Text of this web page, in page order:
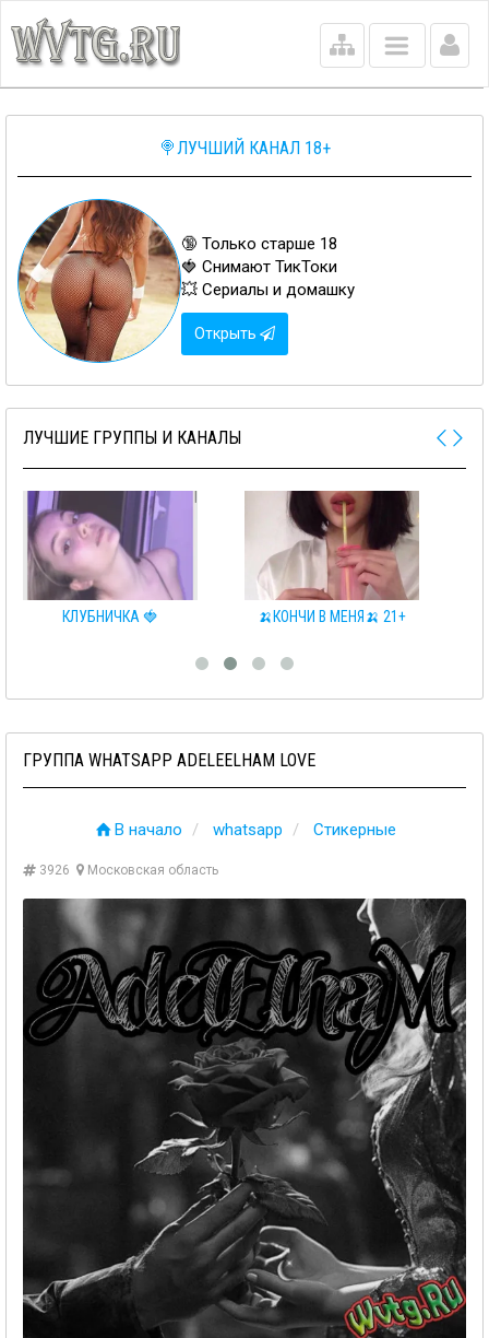
Main
menu
🍭ЛУЧШИЙ КАНАЛ 18+
🔞 Только старше 18
🍓 Снимают ТикТоки
💥 Сериалы и домашку
Открыть
ЛУЧШИЕ ГРУППЫ И КАНАЛЫ
КЛУБНИЧКА 🍓 🍌КОНЧИ В МЕНЯ🍌 21+
ГРУППА WHATSAPP ADELEELHAM LOVE
В начало whatsapp Стикерные
3926 Московская область